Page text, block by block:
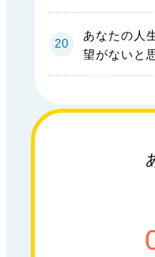
あなたの人
望がないと